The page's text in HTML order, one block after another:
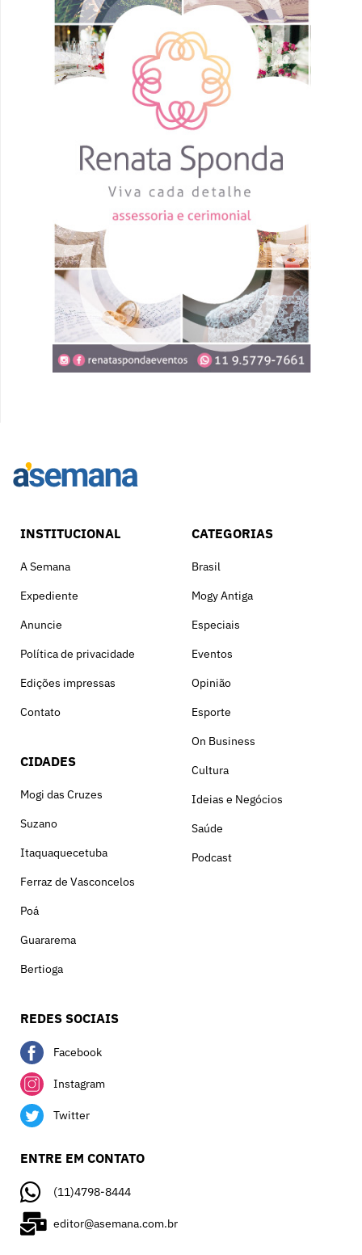
INSTITUCIONAL
A Semana
Expediente
Anuncie
Política de privacidade
Edições impressas
Contato
CIDADES
Mogi das Cruzes
Suzano
Itaquaquecetuba
Ferraz de Vasconcelos
Poá
Guararema
Bertioga
CATEGORIAS
Brasil
Mogy Antiga
Especiais
Eventos
Opinião
Esporte
On Business
Cultura
Ideias e Negócios
Saúde
Podcast
REDES SOCIAIS
Facebook
Instagram
Twitter
ENTRE EM CONTATO
(11)4798-8444
editor@asemana.com.br